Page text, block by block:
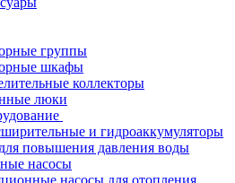
группы
шкафы
коллекторы
люки
и гидроаккумуляторы
повышения давления воды
насосы
насосы для отопления